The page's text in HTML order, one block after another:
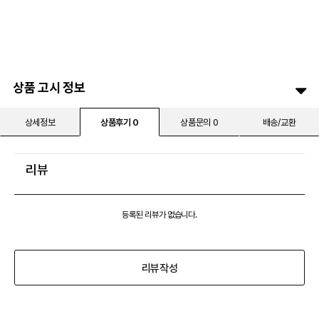
상품 고시 정보
상세정보 상품후기 0 상품문의 0 배송/교환
리뷰
등록된 리뷰가 없습니다.
리뷰작성